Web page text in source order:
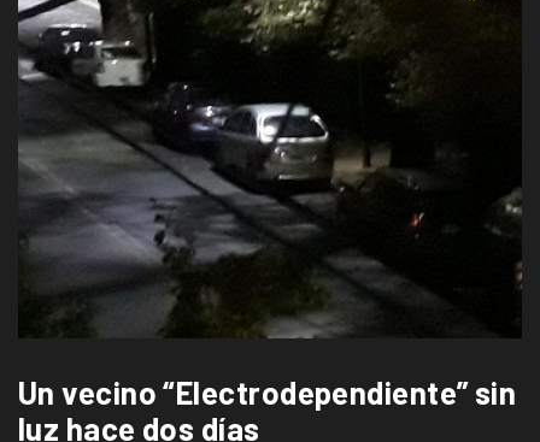
Un vecino “Electrodependiente” sin
luz hace dos días